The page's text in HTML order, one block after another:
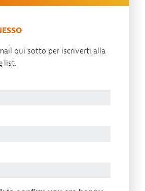
qui sotto per iscriverti alla
list.